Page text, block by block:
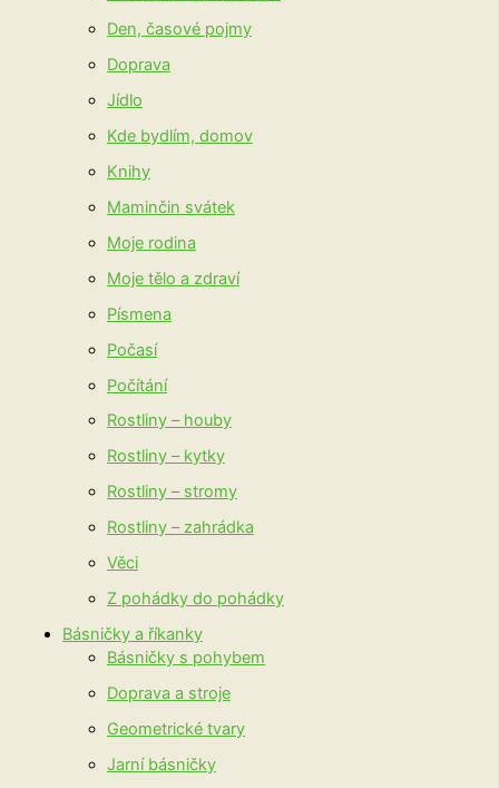
Den, časové pojmy
Doprava
Jídlo
Kde bydlím, domov
Knihy
Maminčin svátek
Moje rodina
Moje tělo a zdraví
Písmena
Počasí
Počítání
Rostliny – houby
Rostliny – kytky
Rostliny – stromy
Rostliny – zahrádka
Věci
Z pohádky do pohádky
Básničky a říkanky
Básničky s pohybem
Doprava a stroje
Geometrické tvary
Jarní básničky